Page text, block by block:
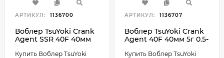
АРТИКУЛ: 1136700
Воблер TsuYoki Crank
Agent SSR 40F 40мм
Купить Воблер TsuYoki
АРТИКУЛ: 1136707
Воблер TsuYoki Crank
Agent 40F 40мм 5г 0.5-
Купить Воблер TsuYoki